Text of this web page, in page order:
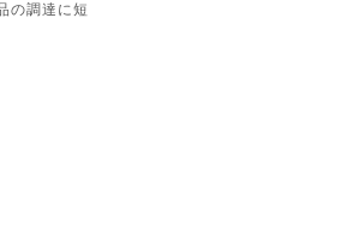
の調達に短